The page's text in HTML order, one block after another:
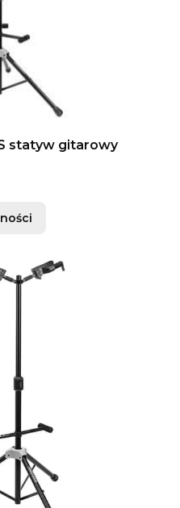
statyw gitarowy